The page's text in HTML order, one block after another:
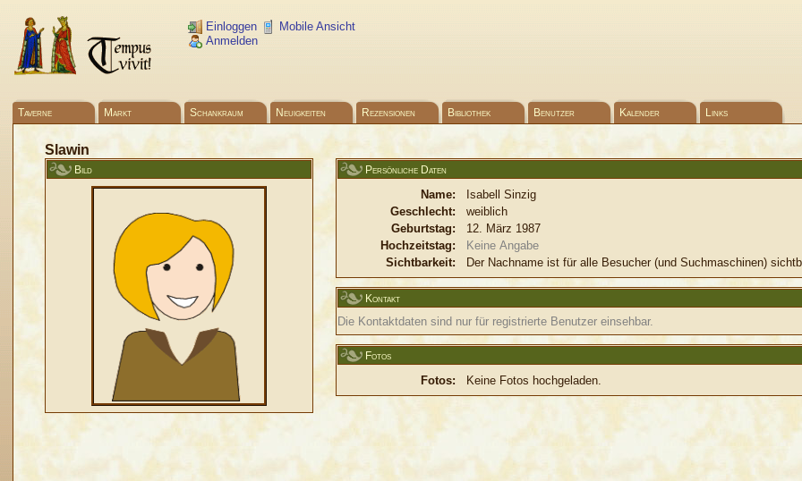
Einloggen
Anmelden
Mobile Ansicht
Taverne Markt Schankraum Neuigkeiten Rezensionen Bibliothek Benutzer Kalender Links
Slawin
Bild Persönliche Daten
Name:
Isabell Sinzig
Geschlecht:
weiblich
Geburtstag:
12. März 1987
Hochzeitstag:
Keine Angabe
Sichtbarkeit:
Der Nachname ist für alle Besucher (und Suchmaschinen)
Kontakt
Die Kontaktdaten sind nur für registrierte Benutzer einsehbar.
Fotos
Fotos: Keine Fotos hochgeladen.